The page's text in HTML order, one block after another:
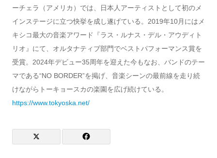
ーチェラ（アメリカ）では、日本人アーティストとして初のメ
インステージに立つ快挙を成し遂げている。2019年10月にはメ
キシコ最大の音楽アワード『ラス・ルナス・デル・アウディト
リオ』にて、オルタナティブ部門でベストパフォーマンス賞を
受賞。2024年デビュー35周年を迎えた今もなお、バンドのテー
マである“NO BORDER”を掲げ、音楽シーンの最前線を走り続
けながらトーキョースカの楽園を広げ続けている。
https://www.tokyoska.net/